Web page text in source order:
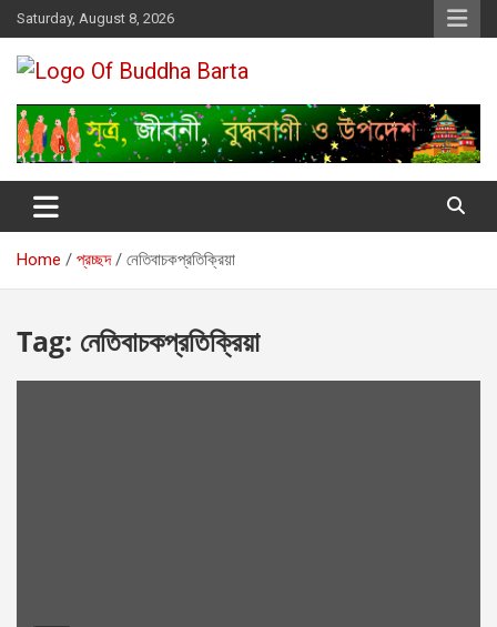
Skip
to
content
Saturday, August 8, 2026
Buddha Barta
Home প্রচ্ছদ নেতিবাচকপ্রতিক্রিয়া
Tag: নেতিবাচকপ্রতিক্রিয়া